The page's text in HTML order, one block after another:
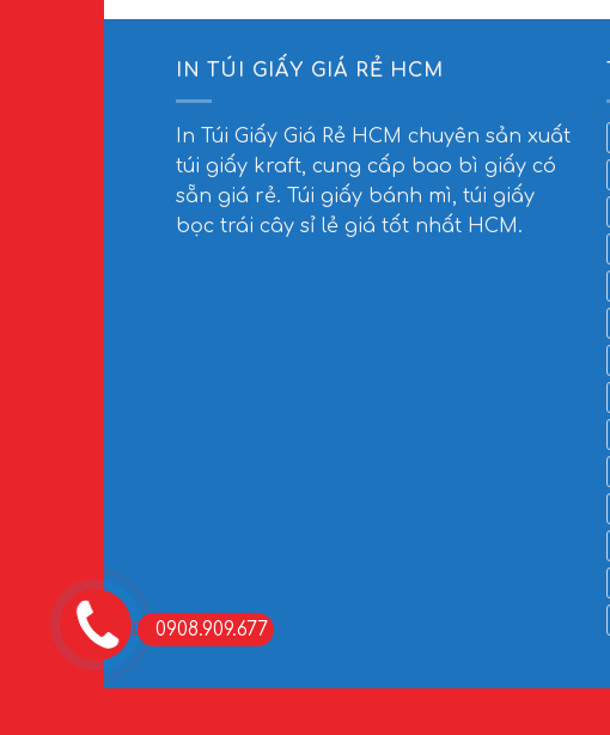
IN TÚI GIẤY GIÁ RẺ HCM
In Túi Giấy Giá Rẻ HCM chuyên sản xuất
túi giấy kraft, cung cấp bao bì giấy có
sẵn giá rẻ. Túi giấy bánh mì, túi giấy
bọc trái cây sỉ lẻ giá tốt nhất HCM.
0908.909.677